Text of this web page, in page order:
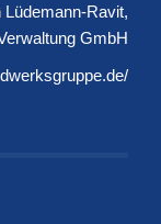
Lüdemann-Ravit
GmbH